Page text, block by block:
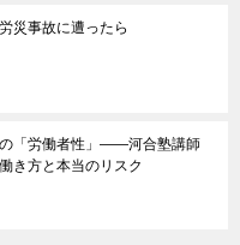
災事故に遭ったら
「労働者性」――河合塾講師
き方と本当のリスク